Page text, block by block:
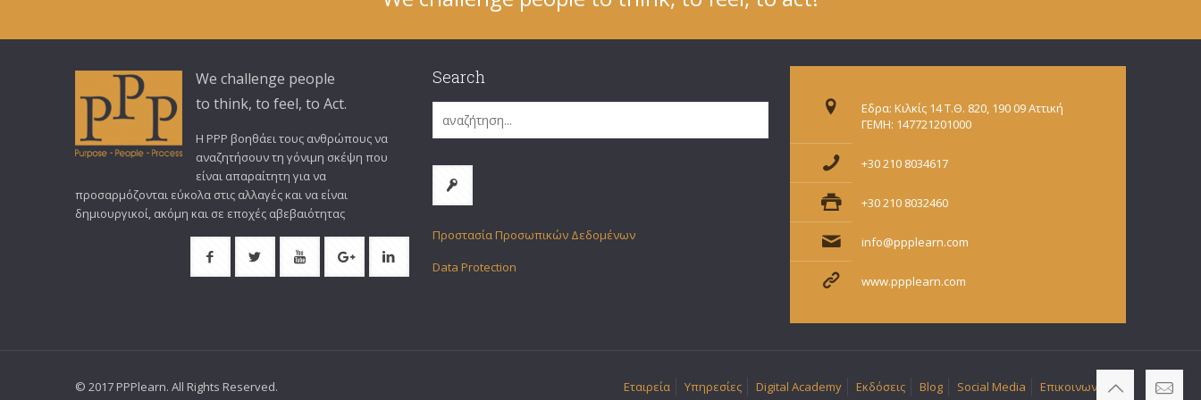
We challenge people
to think, to feel, to Act.
Η PPP βοηθάει τους ανθρώπους να
αναζητήσουν τη γόνιμη σκέψη που
είναι απαραίτητη για να
προσαρμόζονται εύκολα στις αλλαγές και να είναι
δημιουργικοί, ακόμη και σε εποχές αβεβαιότητας
Search
Προστασία Προσωπικών Δεδομένων
Data Protection
Εδρα: Κιλκίς 14 Τ.Θ. 820, 190 09 Αττική
ΓΕΜΗ: 147721201000
+30 210 8034617
+30 210 8032460
info@ppplearn.com
www.ppplearn.com
© 2017 PPPlearn. All Rights Reserved. Εταιρεία Υπηρεσίες Digital Academy Εκδόσεις Blog Social Media Επικοινωνία